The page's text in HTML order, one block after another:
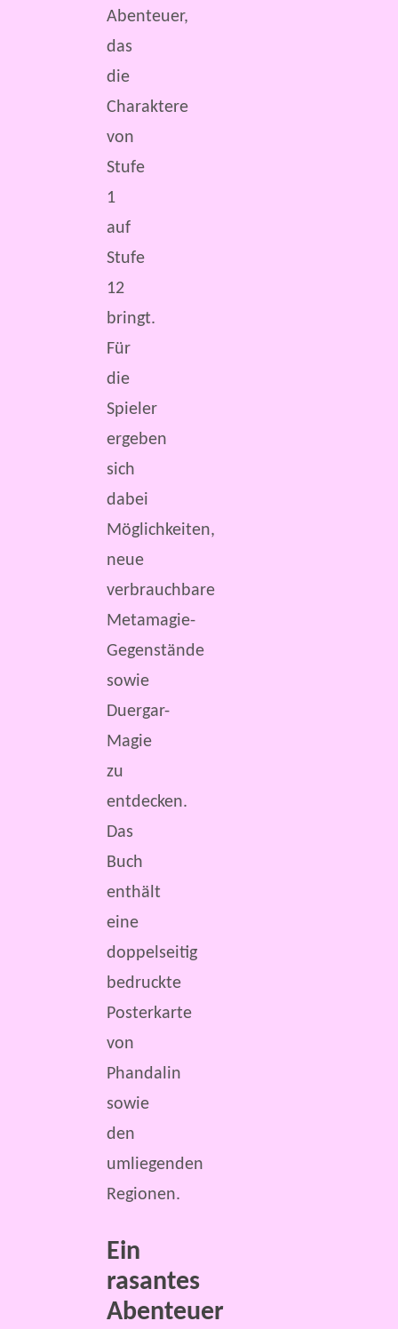
Abenteuer,
das
die
Charaktere
von
Stufe
1
auf
Stufe
12
bringt.
Für
die
Spieler
ergeben
sich
dabei
Möglichkeiten,
neue
verbrauchbare
Metamagie-
Gegenstände
sowie
Duergar-
Magie
zu
entdecken.
Das
Buch
enthält
eine
doppelseitig
bedruckte
Posterkarte
von
Phandalin
sowie
den
umliegenden
Regionen.
Ein
rasantes
Abenteuer